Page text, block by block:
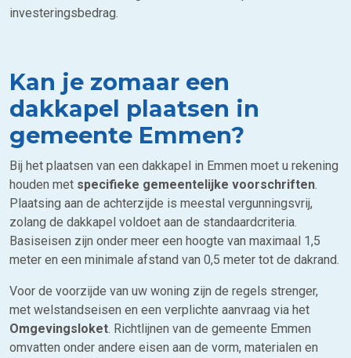
investeringsbedrag.
Kan je zomaar een
dakkapel plaatsen in
gemeente Emmen?
Bij het plaatsen van een dakkapel in Emmen moet u rekening
houden met specifieke gemeentelijke voorschriften.
Plaatsing aan de achterzijde is meestal vergunningsvrij,
zolang de dakkapel voldoet aan de standaardcriteria.
Basiseisen zijn onder meer een hoogte van maximaal 1,5
meter en een minimale afstand van 0,5 meter tot de dakrand.
Voor de voorzijde van uw woning zijn de regels strenger,
met welstandseisen en een verplichte aanvraag via het
Omgevingsloket. Richtlijnen van de gemeente Emmen
omvatten onder andere eisen aan de vorm, materialen en